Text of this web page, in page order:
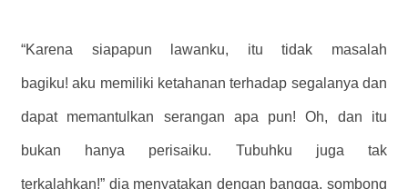
“Karena siapapun lawanku, itu tidak masalah
bagiku! aku memiliki ketahanan terhadap segalanya dan
dapat memantulkan serangan apa pun! Oh, dan itu
bukan hanya perisaiku. Tubuhku juga tak
terkalahkan!” dia menyatakan dengan bangga, sombong